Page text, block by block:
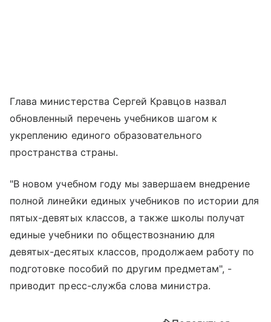
Глава министерства Сергей Кравцов назвал
обновленный перечень учебников шагом к
укреплению единого образовательного
пространства страны.
"В новом учебном году мы завершаем внедрение
полной линейки единых учебников по истории для
пятых-девятых классов, а также школы получат
единые учебники по обществознанию для
девятых-десятых классов, продолжаем работу по
подготовке пособий по другим предметам", -
приводит пресс-служба слова министра.